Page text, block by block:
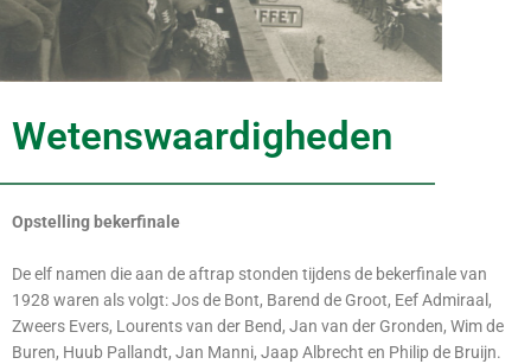
Wetenswaardigheden
Opstelling bekerfinale
De elf namen die aan de aftrap stonden tijdens de bekerfinale van
1928 waren als volgt: Jos de Bont, Barend de Groot, Eef Admiraal,
Zweers Evers, Lourents van der Bend, Jan van der Gronden, Wim de
Buren, Huub Pallandt, Jan Manni, Jaap Albrecht en Philip de Bruijn.